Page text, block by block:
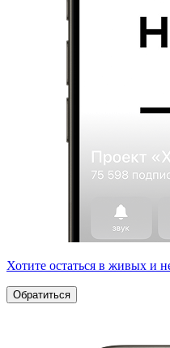
Хотите остаться в живых и
Обратиться